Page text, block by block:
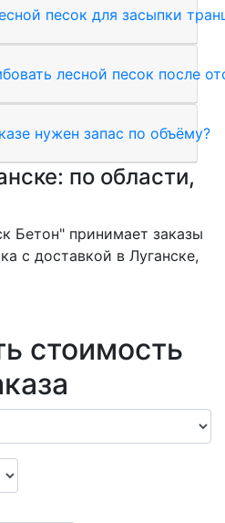
песок для засыпки
лесной песок после
нужен запас по объёму?
по области,
Бетон" принимает заказы
с доставкой в Луганске,
стоимость